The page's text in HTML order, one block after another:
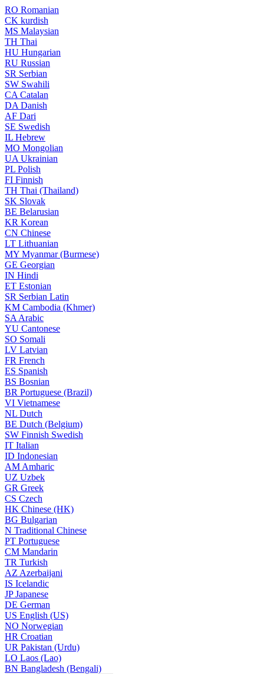
RO Romanian
CK kurdish
MS Malaysian
TH Thai
HU Hungarian
RU Russian
SR Serbian
SW Swahili
CA Catalan
DA Danish
AF Dari
SE Swedish
IL Hebrew
MO Mongolian
UA Ukrainian
PL Polish
FI Finnish
TH Thai (Thailand)
SK Slovak
BE Belarusian
KR Korean
CN Chinese
LT Lithuanian
MY Myanmar (Burmese)
GE Georgian
IN Hindi
ET Estonian
SR Serbian Latin
KM Cambodia (Khmer)
SA Arabic
YU Cantonese
SO Somali
LV Latvian
FR French
ES Spanish
BS Bosnian
BR Portuguese (Brazil)
VI Vietnamese
NL Dutch
BE Dutch (Belgium)
SW Finnish Swedish
IT Italian
ID Indonesian
AM Amharic
UZ Uzbek
GR Greek
CS Czech
HK Chinese (HK)
BG Bulgarian
N Traditional Chinese
PT Portuguese
CM Mandarin
TR Turkish
AZ Azerbaijani
IS Icelandic
JPJapanese
DE German
US English (US)
NO Norwegian
HR Croatian
UR Pakistan (Urdu)
LO Laos (Lao)
BN Bangladesh (Bengali)